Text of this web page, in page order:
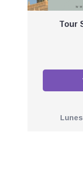
Tour